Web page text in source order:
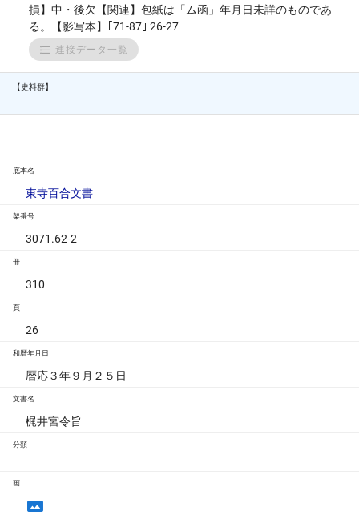
損】中・後欠【関連】包紙は「ム函」年月日未詳のものであ
る。【影写本】｢71-87｣ 26-27
連接データ一覧
【史料群】
底本名
東寺百合文書
架番号
3071.62-2
冊
310
頁
26
和暦年月日
暦応３年９月２５日
文書名
梶井宮令旨
分類
画